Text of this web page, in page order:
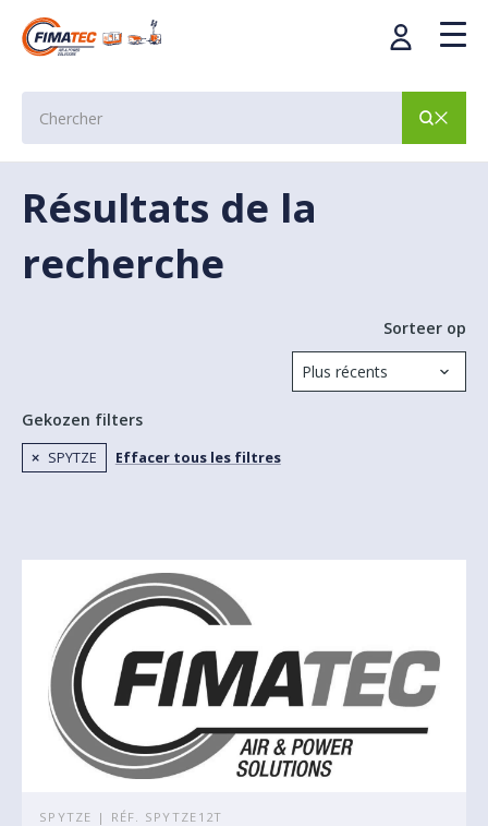
Résultats de la
recherche
Gekozen filters
SPYTZE Effacer tous les filtres
Sorteer op
SPYTZE | RÉF. SPYTZE12T